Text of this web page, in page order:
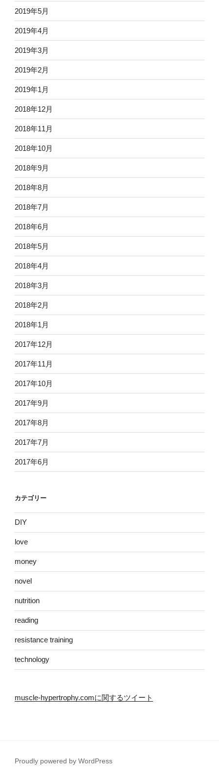
2019年5月
2019年4月
2019年3月
2019年2月
2019年1月
2018年12月
2018年11月
2018年10月
2018年9月
2018年8月
2018年7月
2018年6月
2018年5月
2018年4月
2018年3月
2018年2月
2018年1月
2017年12月
2017年11月
2017年10月
2017年9月
2017年8月
2017年7月
2017年6月
カテゴリー
DIY
love
money
novel
nutrition
reading
resistance training
technology
muscle-hypertrophy.comに関するツイート
Proudly powered by WordPress